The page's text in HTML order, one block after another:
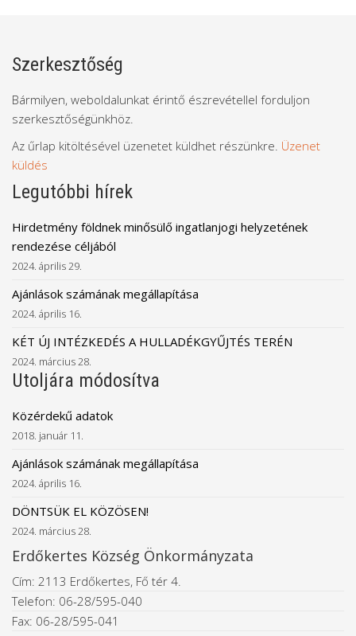
Szerkesztőség
Bármilyen, weboldalunkat érintő észrevétellel forduljon
szerkesztőségünkhöz.
Az űrlap kitöltésével üzenetet küldhet részünkre. Üzenet
küldés
Legutóbbi hírek
Hirdetmény földnek minősülő ingatlanjogi helyzetének
rendezése céljából
2024. április 29.
Ajánlások számának megállapítása
2024. április 16.
KÉT ÚJ INTÉZKEDÉS A HULLADÉKGYŰJTÉS TERÉN
2024. március 28.
Utoljára módosítva
Közérdekű adatok
2018. január 11.
Ajánlások számának megállapítása
2024. április 16.
DÖNTSÜK EL KÖZÖSEN!
2024. március 28.
Erdőkertes Község Önkormányzata
Cím: 2113 Erdőkertes, Fő tér 4.
Telefon: 06-28/595-040
Fax: 06-28/595-041